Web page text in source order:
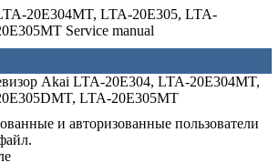
20E304MT, LTA-20E305, LTA-
Service manual
Akai LTA-20E304, LTA-20E304MT,
LTA-20E305MT
и авторизованные пользователи